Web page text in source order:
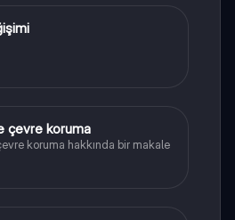
çevre koruma
koruma hakkında bir makale